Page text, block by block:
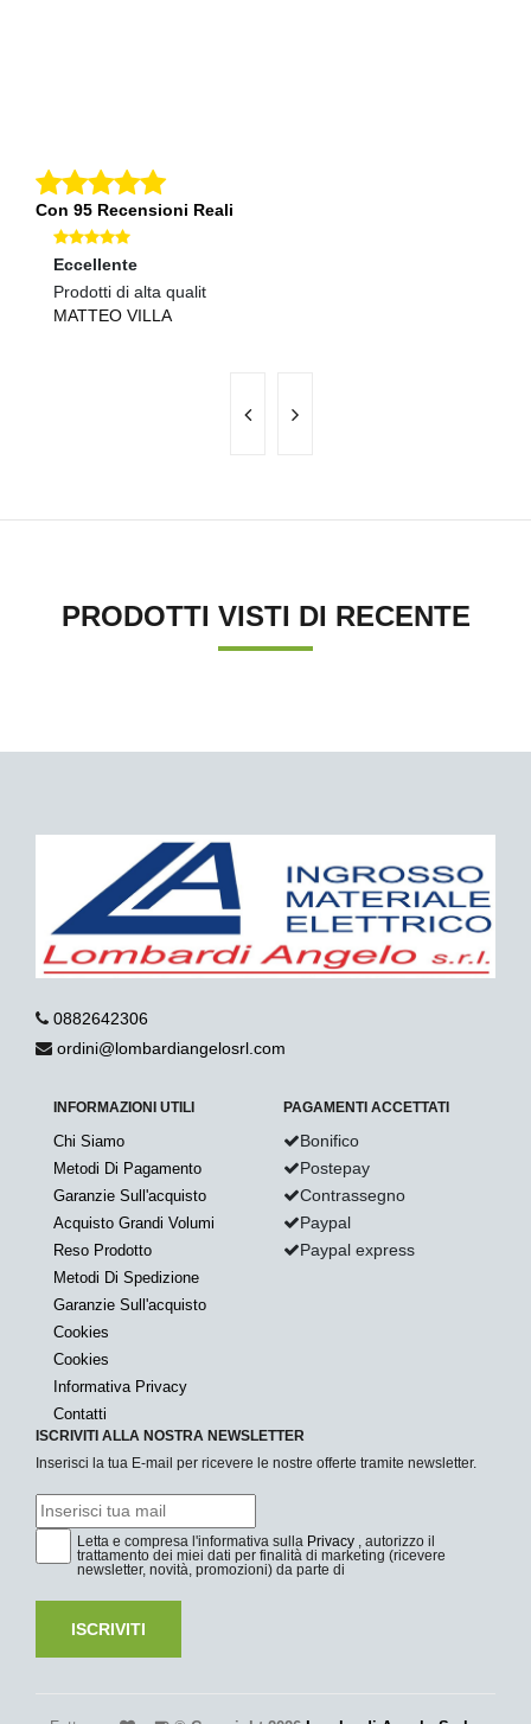
Con 95 Recensioni Reali
Eccellente
Prodotti di alta qualit
MATTEO VILLA
PRODOTTI VISTI DI RECENTE
0882642306
ordini@lombardiangelosrl.com
INFORMAZIONI UTILI
Chi Siamo
Metodi Di Pagamento
Garanzie Sull'acquisto
Acquisto Grandi Volumi
Reso Prodotto
Metodi Di Spedizione
Garanzie Sull'acquisto
Cookies
Cookies
Informativa Privacy
Contatti
PAGAMENTI ACCETTATI
Bonifico
Postepay
Contrassegno
Paypal
Paypal express
ISCRIVITI ALLA NOSTRA NEWSLETTER
Inserisci la tua E-mail per ricevere le nostre offerte tramite newsletter.
Letta e compresa l'informativa sulla Privacy , autorizzo il
trattamento dei miei dati per finalità di marketing (ricevere
newsletter, novità, promozioni) da parte di
ISCRIVITI